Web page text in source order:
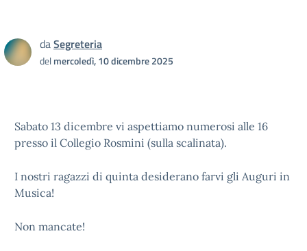
daSegreteria
delmercoledì, 10 dicembre 2025
Sabato 13 dicembre vi aspettiamo numerosi alle 16
presso il Collegio Rosmini (sulla scalinata).
I nostri ragazzi di quinta desiderano farvi gli Auguri in
Musica!
Non mancate!